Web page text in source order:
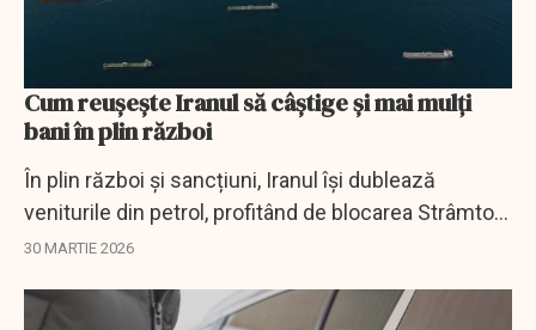
Cum reușește Iranul să câștige și mai mulți
bani în plin război
În plin război și sancțiuni, Iranul își dublează
veniturile din petrol, profitând de blocarea Strâmtorii
Ormuz și de o rețea globală paralelă.
30 MARTIE 2026